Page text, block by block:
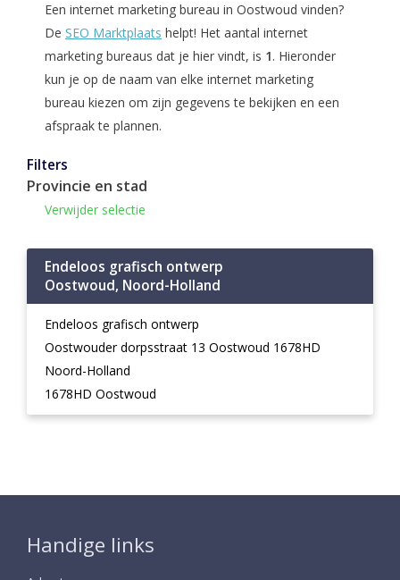
Een internet marketing bureau in Oostwoud vinden?
De SEO Marktplaats helpt! Het aantal internet
marketing bureaus dat je hier vindt, is 1. Hieronder
kun je op de naam van elke internet marketing
bureau kiezen om zijn gegevens te bekijken en een
afspraak te plannen.
Filters
Provincie en stad
Verwijder selectie
Endeloos grafisch ontwerp
Oostwoud, Noord-Holland
Endeloos grafisch ontwerp
Oostwouder dorpsstraat 13 Oostwoud 1678HD
Noord-Holland
1678HD Oostwoud
Handige links